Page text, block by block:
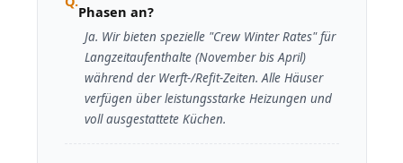
Phasen an?
Ja. Wir bieten spezielle "Crew Winter Rates" für
Langzeitaufenthalte (November bis April)
während der Werft-/Refit-Zeiten. Alle Häuser
verfügen über leistungsstarke Heizungen und
voll ausgestattete Küchen.